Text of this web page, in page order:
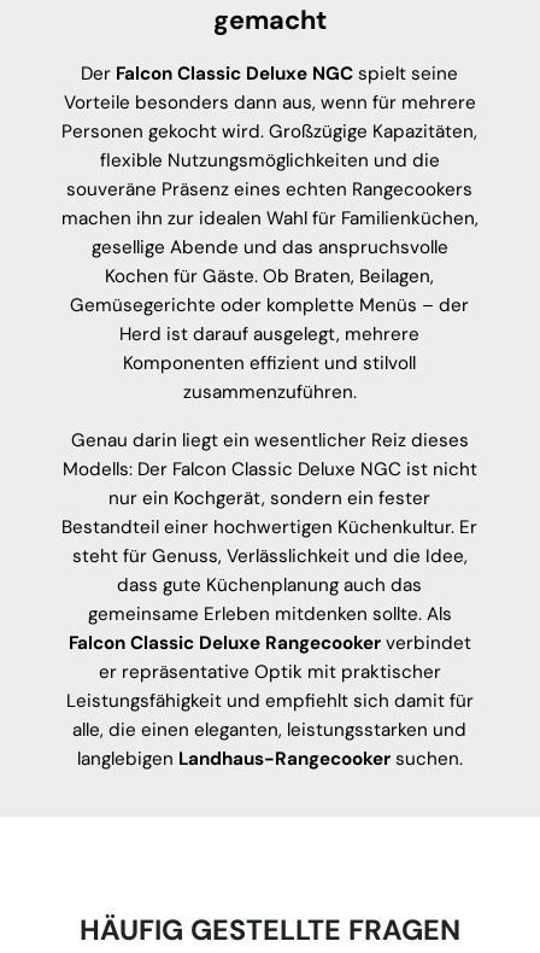
gemacht
Der Falcon Classic Deluxe NGC spielt seine
Vorteile besonders dann aus, wenn für mehrere
Personen gekocht wird. Großzügige Kapazitäten,
flexible Nutzungsmöglichkeiten und die
souveräne Präsenz eines echten Rangecookers
machen ihn zur idealen Wahl für Familienküchen,
gesellige Abende und das anspruchsvolle
Kochen für Gäste. Ob Braten, Beilagen,
Gemüsegerichte oder komplette Menüs – der
Herd ist darauf ausgelegt, mehrere
Komponenten effizient und stilvoll
zusammenzuführen.
Genau darin liegt ein wesentlicher Reiz dieses
Modells: Der Falcon Classic Deluxe NGC ist nicht
nur ein Kochgerät, sondern ein fester
Bestandteil einer hochwertigen Küchenkultur. Er
steht für Genuss, Verlässlichkeit und die Idee,
dass gute Küchenplanung auch das
gemeinsame Erleben mitdenken sollte. Als
Falcon Classic Deluxe Rangecookerverbindet
er repräsentative Optik mit praktischer
Leistungsfähigkeit und empfiehlt sich damit für
alle, die einen eleganten, leistungsstarken und
langlebigen Landhaus-Rangecookersuchen.
HÄUFIG GESTELLTE FRAGEN